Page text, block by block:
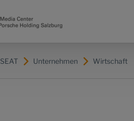
SEAT Unternehmen Wirtschaft